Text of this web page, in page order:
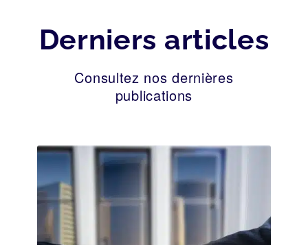
Derniers articles
Consultez nos dernières
publications